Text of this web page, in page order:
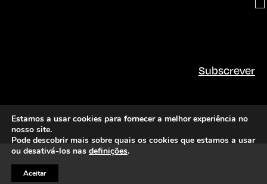
Estamos a usar cookies para fornecer a melhor experiência no
nosso site.
Pode descobrir mais sobre quais os cookies que estamos a usar
ou desativá-los nas definições.
Aceitar